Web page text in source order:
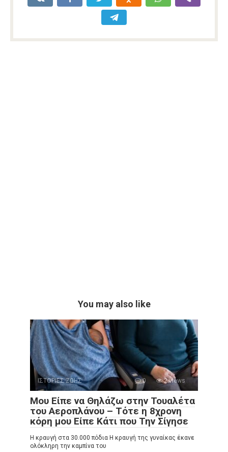
You may also like
ΙΣΤΟΡΙΕΣ ΖΩΗΣ 0 2 views
Μου Είπε να Θηλάζω στην Τουαλέτα
του Αεροπλάνου – Τότε η 8χρονη
κόρη μου Είπε Κάτι που Την Σίγησε
Η κραυγή στα 30.000 πόδια Η κραυγή της γυναίκας έκανε
ολόκληρη την καμπίνα του